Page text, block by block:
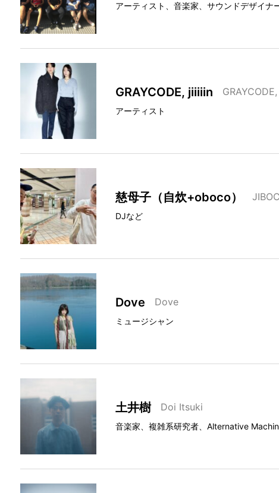
アーティスト、音楽家、サウンドデザイナ
GRAYCODE, jiiiiin
アーティスト
慈母子（自炊+oboco）
DJなど
Dove Dove
ミュージシャン
土井樹 Doi Itsuki
音楽家、複雑系研究者、Alternative